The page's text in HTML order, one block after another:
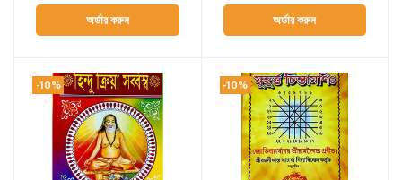
অর্ডার করুন অর্ডার করুন
-10% -10%